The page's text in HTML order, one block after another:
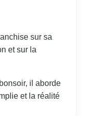
sur sa
et sur la
il aborde
et la réalité